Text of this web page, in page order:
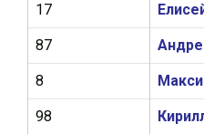
17
87
8
98